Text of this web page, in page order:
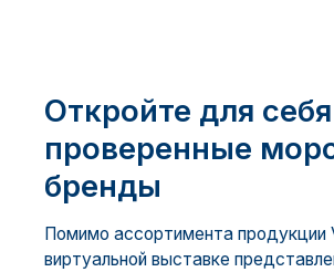
Откройте для себя
проверенные
бренды
Помимо ассортимента продукции
виртуальной выставке